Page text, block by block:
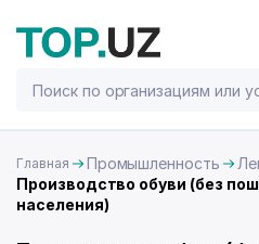
Главная Промышленность
Производство обуви (без
населения)